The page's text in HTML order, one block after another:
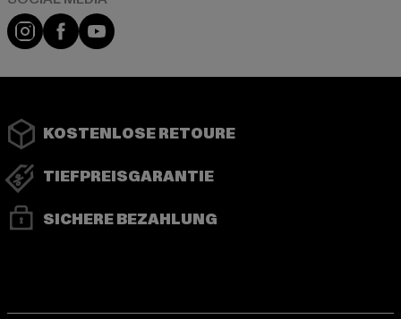
Instagram
FacebookYouTube
KOSTENLOSE RETOURE
TIEFPREISGARANTIE
SICHERE BEZAHLUNG